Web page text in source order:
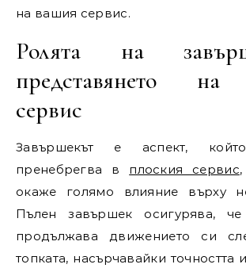
на вашия сервис.
Ролята на
представянето на
сервис
Завършекът е аспект,
пренебрегва в плоския сервис
окаже голямо влияние върху
Пълен завършек осигурява,
продължава движението си
топката, насърчавайки точността